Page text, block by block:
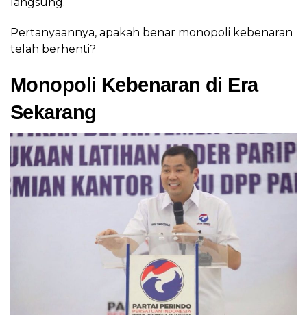
Pertanyaannya, apakah benar monopoli kebenaran
telah berhenti?
Monopoli Kebenaran di Era
Sekarang